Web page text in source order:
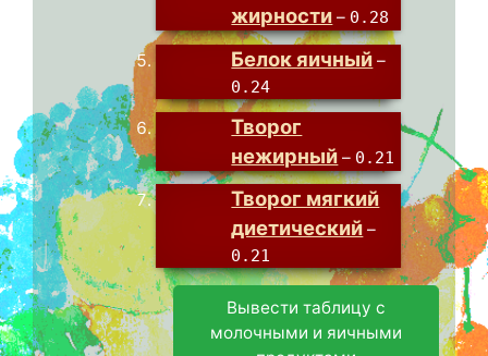
жирности – 0.28
Белок яичный –
0.24
Творог
нежирный – 0.21
Творог мягкий
диетический –
0.21
Вывести таблицу с
молочными и яичными